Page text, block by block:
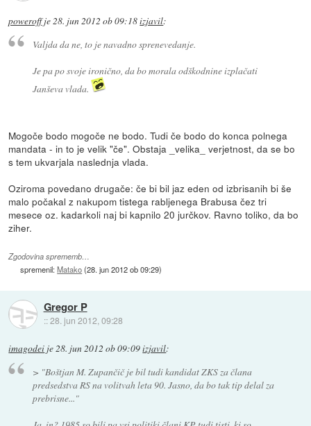
poweroffje28. jun 2012 ob 09:18izjavil:
Valjda da ne, to je navadno sprenevedanje.
Je pa po svoje ironično, da bo morala odškodnine izplačati
Janševa vlada.
Mogoče bodo mogoče ne bodo. Tudi če bodo do konca polnega
mandata - in to je velik "če". Obstaja _velika_ verjetnost, da se bo
s tem ukvarjala naslednja vlada.
Oziroma povedano drugače: če bi bil jaz eden od izbrisanih bi še
malo počakal z nakupom tistega rabljenega Brabusa čez tri
mesece oz. kadarkoli naj bi kapnilo 20 jurčkov. Ravno toliko, da bo
ziher.
Zgodovina sprememb…
spremenil:Matako(28. jun 2012 ob 09:29)
Gregor P
::28. jun 2012, 09:28
imagodei je28. jun 2012 ob 09:09izjavil:
> "Boštjan M. Zupančič je bil tudi kandidat ZKS za člana
predsedstva RS na volitvah leta 90. Jasno, da bo tak tip delal za
prebrisne..."